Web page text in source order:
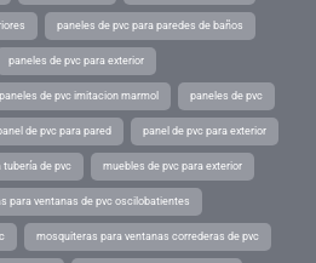
paneles de pvc para paredes de baños
paneles de pvc para exterior
paneles de pvc imitacion marmol paneles de pvc
de pvc para pared panel de pvc para exterior
tubería de pvc muebles de pvc para exterior
para ventanas de pvc oscilobatientes
mosquiteras para ventanas correderas de pvc